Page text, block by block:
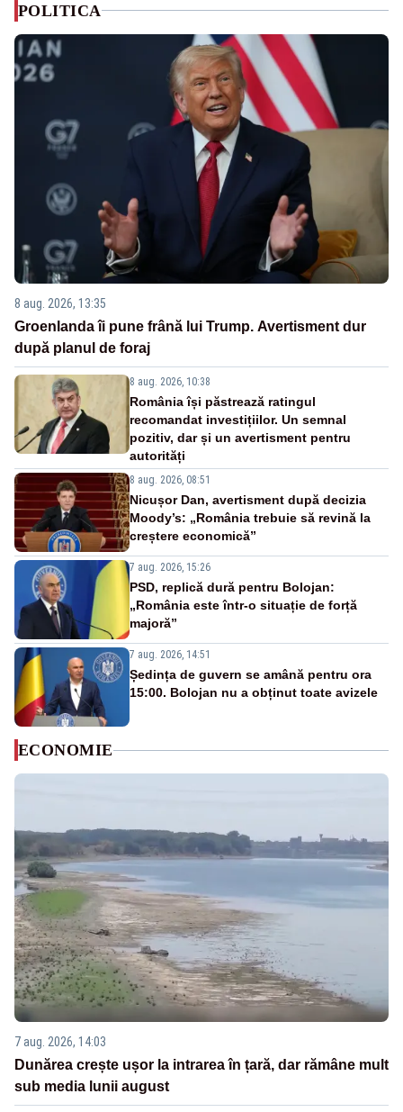
POLITICA
8 aug. 2026, 13:35
Groenlanda îi pune frână lui Trump. Avertisment dur
după planul de foraj
8 aug. 2026, 10:38
România își păstrează ratingul
recomandat investițiilor. Un semnal
pozitiv, dar și un avertisment pentru
autorități
8 aug. 2026, 08:51
Nicușor Dan, avertisment după decizia
Moody’s: „România trebuie să revină la
creștere economică”
7 aug. 2026, 15:26
PSD, replică dură pentru Bolojan:
„România este într-o situație de forță
majoră”
7 aug. 2026, 14:51
Ședința de guvern se amână pentru ora
15:00. Bolojan nu a obținut toate avizele
ECONOMIE
7 aug. 2026, 14:03
Dunărea crește ușor la intrarea în țară, dar rămâne mult
sub media lunii august